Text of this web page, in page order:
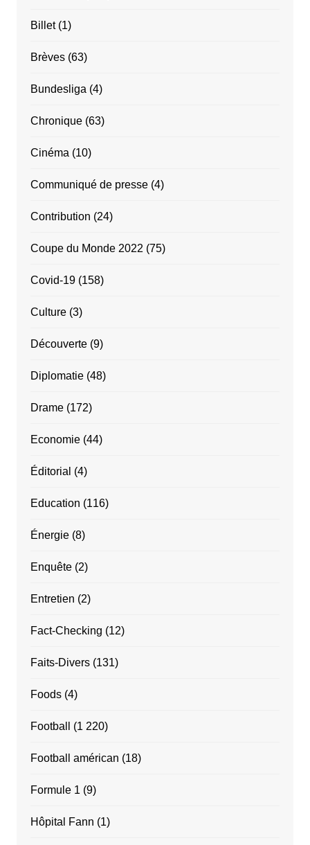
Billet(1)
Brèves(63)
Bundesliga (4)
Chronique(63)
Cinéma (10)
Communiqué de presse(4)
Contribution (24)
Coupe du Monde 2022 (75)
Covid-19(158)
Culture(3)
Découverte(9)
Diplomatie(48)
Drame(172)
Economie(44)
Éditorial (4)
Education (116)
Énergie(8)
Enquête(2)
Entretien (2)
Fact-Checking (12)
Faits-Divers(131)
Foods(4)
Football (1 220)
Football américan (18)
Formule 1 (9)
Hôpital Fann (1)